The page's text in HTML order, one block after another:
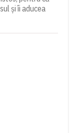
și îi aducea